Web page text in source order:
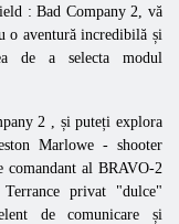
:Bad Company2, vă
o aventură incredibilă și
de a selecta modul
2 , și puteți explora
Marlowe - shooter
comandant al BRAVO-2
privat "dulce"
de comunicare și